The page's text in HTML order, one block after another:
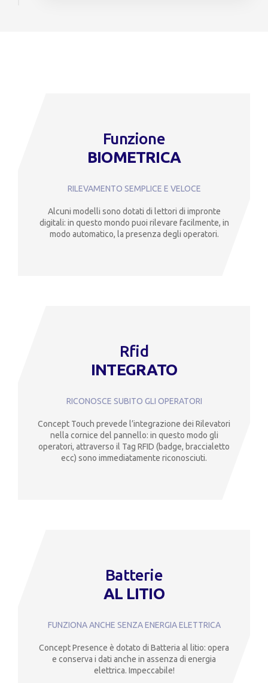
Funzione
BIOMETRICA
RILEVAMENTO SEMPLICE E VELOCE
Alcuni modelli sono dotati di lettori di impronte
digitali: in questo mondo puoi rilevare facilmente, in
modo automatico, la presenza degli operatori.
Rfid
INTEGRATO
RICONOSCE SUBITO GLI OPERATORI
Concept Touch prevede l’integrazione dei Rilevatori
nella cornice del pannello: in questo modo gli
operatori, attraverso il Tag RFID (badge, braccialetto
ecc) sono immediatamente riconosciuti.
Batterie
AL LITIO
FUNZIONA ANCHE SENZA ENERGIA ELETTRICA
Concept Presence è dotato di Batteria al litio: opera
e conserva i dati anche in assenza di energia
elettrica. Impeccabile!